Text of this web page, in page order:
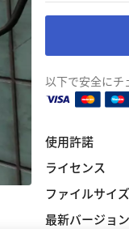
以下で安全にチ
使用許諾
ライセンス
ファイルサイズ
最新バージョン